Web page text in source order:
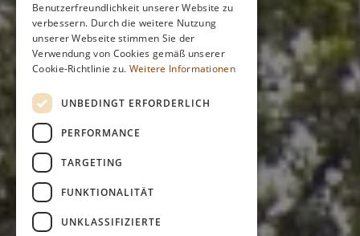
Benutzerfreundlichkeit unserer Website zu
verbessern. Durch die weitere Nutzung
unserer Webseite stimmen Sie der
Verwendung von Cookies gemäß unserer
Cookie-Richtlinie zu. Weitere Informationen
UNBEDINGT ERFORDERLICH
PERFORMANCE
TARGETING
FUNKTIONALITÄT
UNKLASSIFIZIERTE